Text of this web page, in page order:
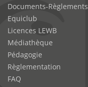
Documents-Règlements
Equiclub
Licences LEWB
Médiathèque
Pédagogie
Règlementation
FAQ